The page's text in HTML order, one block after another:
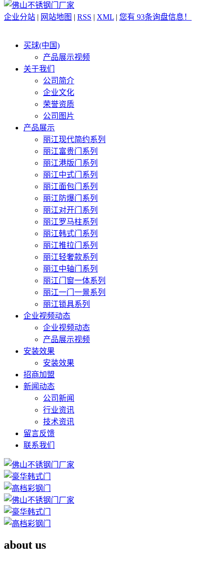
企业分站 | 网站地图 | RSS | XML | 您有 93条询盘信息！
买球(中国)
产品展示视频
关于我们
公司简介
企业文化
荣誉资质
公司图片
产品展示
丽江现代简约系列
丽江富贵门系列
丽江港版门系列
丽江中式门系列
丽江面包门系列
丽江防爆门系列
丽江对开门系列
丽江罗马柱系列
丽江韩式门系列
丽江推拉门系列
丽江轻奢款系列
丽江中轴门系列
丽江门窗一体系列
丽江一门一景系列
丽江锁具系列
企业视频动态
企业视频动态
产品展示视频
安装效果
安装效果
招商加盟
新闻动态
公司新闻
行业资讯
技术资讯
留言反馈
联系我们
about us